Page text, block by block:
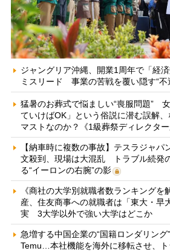
ジャングリア沖縄、開業1周年で「経
ミスリード 事業の苦戦を覆い隠す“不
猛暑のお葬式で悩ましい“喪服問題”
ていけばOK」という俗説に潜む誤解
マストなのか？《1級葬祭ディレクター
【納車時に複数の事故】テスラジャパ
文殺到、現場は大混乱 トラブル続発
る“イーロンの右腕”の影
《商社の大学別就職者数ランキングを
産、住友商事への就職者は「東大・早
実 3大学以外で強い大学はどこか
急増する中国企業の“国籍ロンダリング
Temu…本社機能を海外に移転させ、